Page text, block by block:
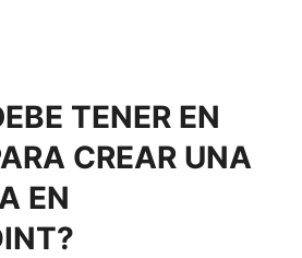
TENER EN
CREAR UNA
EN